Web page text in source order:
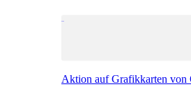
Aktion auf Grafikkarten von